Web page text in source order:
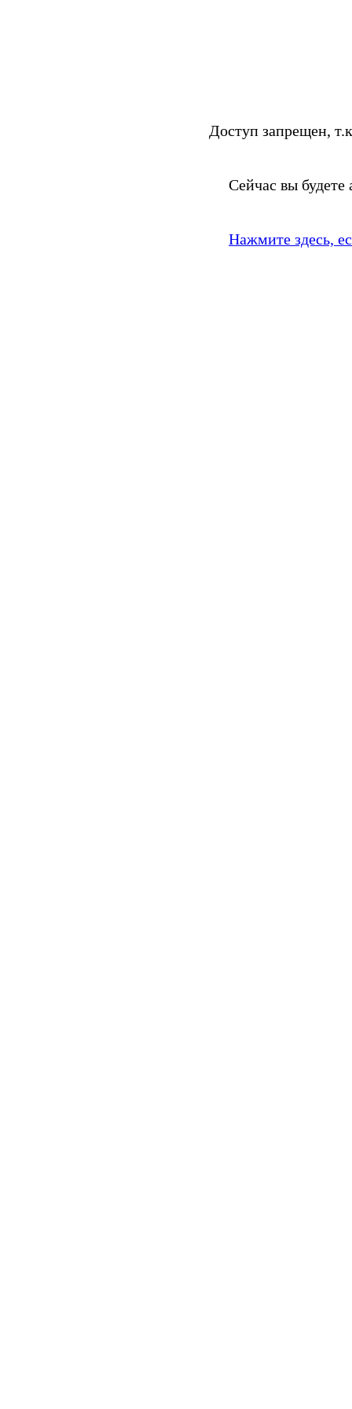
Доступ запрещен,
Сейчас вы
Нажмите здесь,